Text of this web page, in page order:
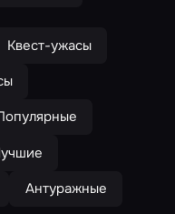
Квест-ужасы
Антуражные